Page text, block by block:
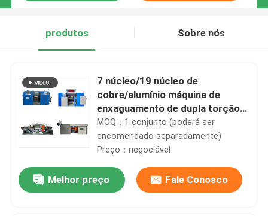
produtos Sobre nós
7 núcleo/19 núcleo de
cobre/alumínio máquina de
enxaguamento de dupla torção
1250mm, 1600mm
MOQ：1 conjunto (poderá ser
encomendado separadamente)
Preço：negociável
Melhor preço Fale Conosco